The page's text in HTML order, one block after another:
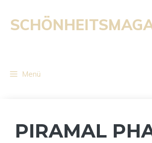
Inhalt
springen
Menü
PIRAMAL